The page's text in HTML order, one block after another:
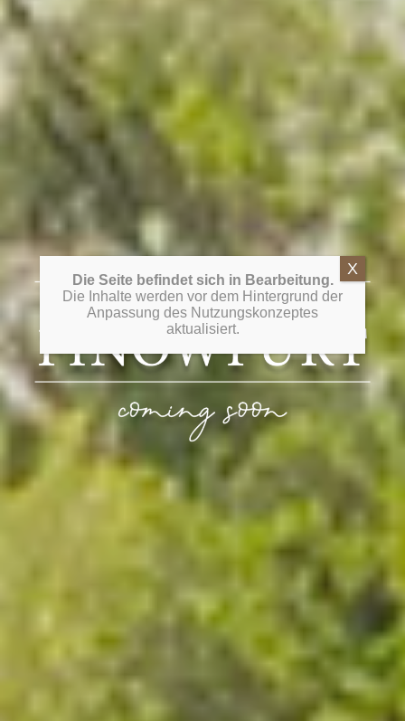
Die Seite befindet sich in Bearbeitung.
Die Inhalte werden vor dem Hintergrund der
Anpassung des Nutzungskonzeptes
aktualisiert.